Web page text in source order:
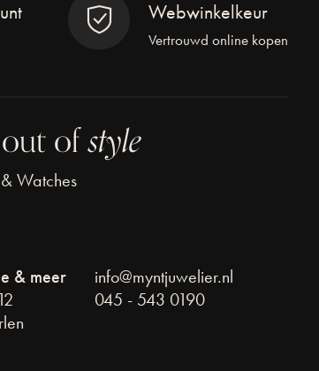
Webwinkelkeur
Vertrouwd online kopen
ofstyle
Watches
& meer
info@myntjuwelier.nl
045 - 543 0190